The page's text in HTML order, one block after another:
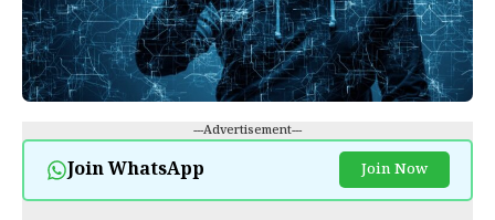
---Advertisement---
Join WhatsApp Join Now